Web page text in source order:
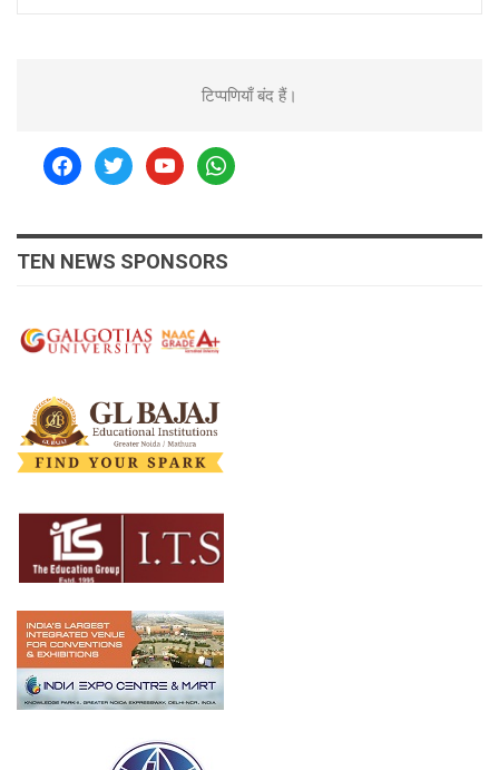
टिप्पणियाँ बंद हैं।
facebooktwitteryoutubewhatsapp
TEN NEWS SPONSORS